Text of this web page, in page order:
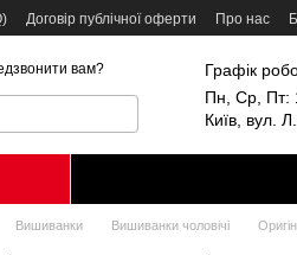
Договір публічної оферти Про нас
вам?
Графік
Пн, Ср, Пт:
Київ, вул.
Вишиванки Вишиванки чоловічі